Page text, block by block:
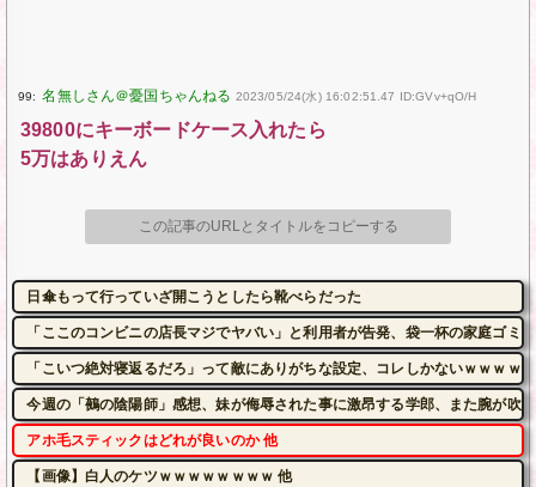
99: 2023/05/24(水) 16:02:51.47 ID:GVv+qO/H
39800にキーボードケース入れたら
5万はありえん
この記事のURLとタイトルをコピーする
日傘もって行っていざ開こうとしたら靴べらだった
「ここのコンビニの店長マジでヤバい」と利用者が告発、袋一杯の家庭ゴ
「こいつ絶対寝返るだろ」って敵にありがちな設定、コレしかないｗｗｗｗ
今週の「鵺の陰陽師」感想、妹が侮辱された事に激昂する学郎、また腕が吹
アホ毛スティックはどれが良いのか 他
【画像】白人のケツｗｗｗｗｗｗｗｗ 他